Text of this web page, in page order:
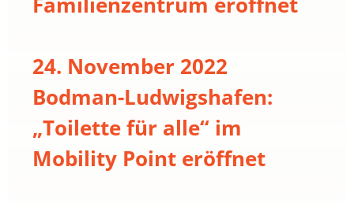
24. November 2022
Bodman-Ludwigshafen:
„Toilette für alle“ im
Mobility Point eröffnet